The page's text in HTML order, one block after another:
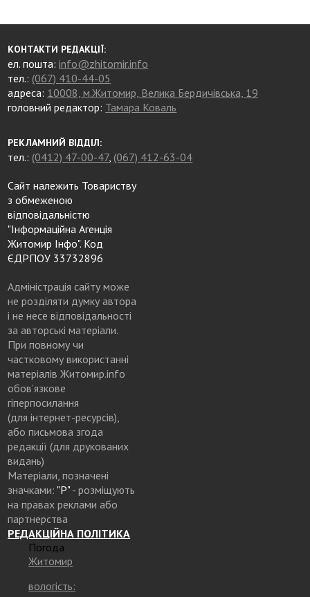
КОНТАКТИ РЕДАКЦІЇ:
ел. пошта:info@zhitomir.info
тел.: (067) 410-44-05
адреса: 10008, м.Житомир, Велика Бердичівська, 19
головний редактор: Тамара Коваль
РЕКЛАМНИЙ ВІДДІЛ:
тел.: (0412) 47-00-47, (067) 412-63-04
Сайт належить Товариству
з обмеженою
відповідальністю
"Інформаційна Агенція
Житомир Інфо". Код
ЄДРПОУ 33732896
Адміністрація сайту може
не розділяти думку автора
і не несе відповідальності
за авторські матеріали.
При повному чи
частковому використанні
матеріалів Житомир.info
обов’язкове
гіперпосилання
(для інтернет-ресурсів),
або письмова згода
редакції (для друкованих
видань)
Матеріали, позначені
значками: "Р"- розміщують
на правах реклами або
партнерства
РЕДАКЦІЙНА ПОЛІТИКА
Погода
Житомир
вологість: